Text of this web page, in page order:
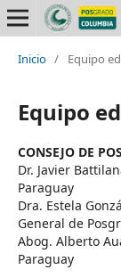
Inicio / Equipo
Equipo
CONSEJO DE
Dr. Javier
Paraguay
Dra. Estela
General de
Abog. Alberto
Paraguay